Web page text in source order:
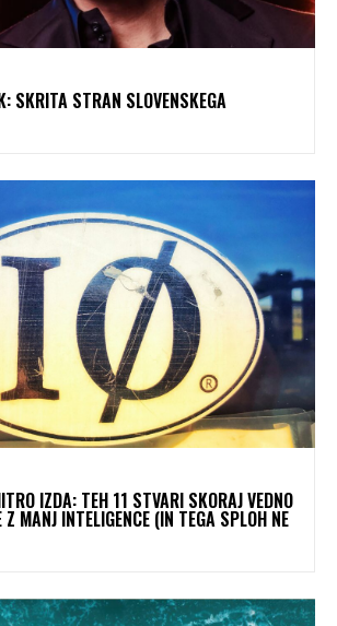
SKRITA STRAN SLOVENSKEGA
IZDA: TEH 11 STVARI SKORAJ VEDNO
Z MANJ INTELIGENCE (IN TEGA SPLOH NE